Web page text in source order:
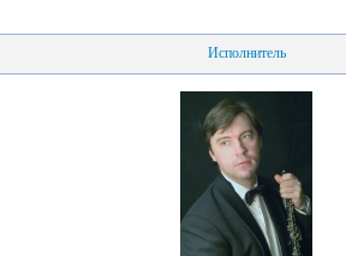
Исполнитель